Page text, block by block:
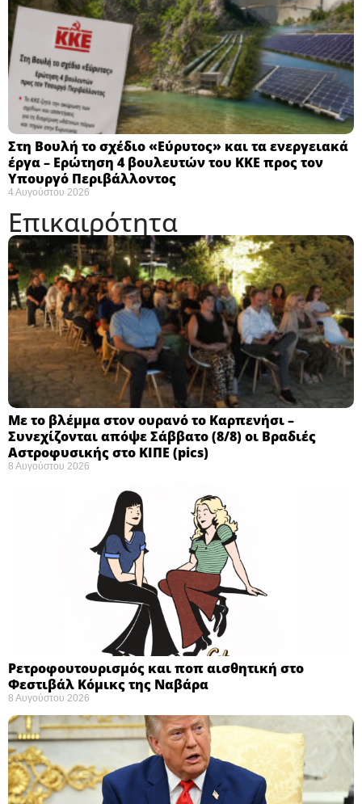
Στη Βουλή το σχέδιο «Εύρυτος» και τα ενεργειακά
έργα – Ερώτηση 4 βουλευτών του ΚΚΕ προς τον
Υπουργό Περιβάλλοντος
4 Αυγούστου 2026
Επικαιρότητα
Με το βλέμμα στον ουρανό το Καρπενήσι –
Συνεχίζονται απόψε Σάββατο (8/8) οι Βραδιές
Αστροφυσικής στο ΚΙΠΕ (pics)
8 Αυγούστου 2026
Ρετροφουτουρισμός και ποπ αισθητική στο
Φεστιβάλ Κόμικς της Ναβάρα ​
8 Αυγούστου 2026